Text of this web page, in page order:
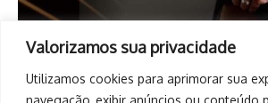
Valorizamos sua privacidade
Utilizamos cookies para aprimorar sua
navegação, exibir anúncios ou conteúdo